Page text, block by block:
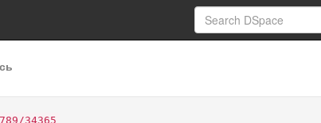
34365